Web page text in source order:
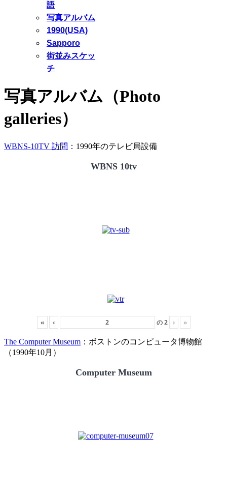
語
写真アルバム
1990(USA)
Sapporo
街並みスケッ
チ
写真アルバム（Photo
galleries）
WBNS-10TV 訪問 ：1990年のテレビ局設備
WBNS 10tv
« ‹ の2 › »
The Computer Museum ：ボストンのコンピュータ博物館
（1990年10月）
Computer Museum